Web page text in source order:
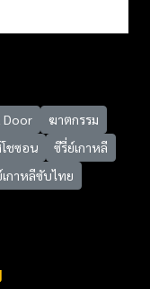
Door
ฆาตกรรม
ชซอน
ซีรี่ย์เกาหลี
เกาหลีซับไทย